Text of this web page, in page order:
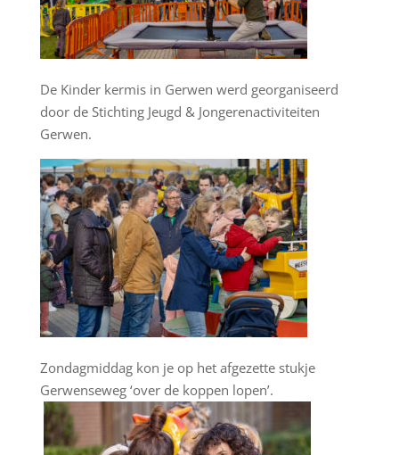
De Kinder kermis in Gerwen werd georganiseerd
door de Stichting Jeugd & Jongerenactiviteiten
Gerwen.
Zondagmiddag kon je op het afgezette stukje
Gerwenseweg ‘over de koppen lopen’.